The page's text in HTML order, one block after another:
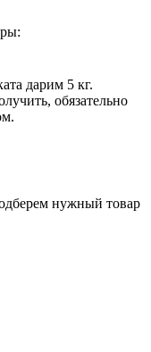
дарим 5 кг.
обязательно
нужный товар